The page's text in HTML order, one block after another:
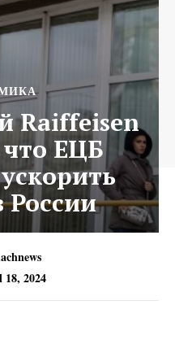
Raiffeisen
ЕЦБ
России
2024